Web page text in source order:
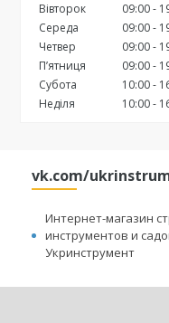
Вівторок
09:00
Середа
09:00
Четвер
09:00
Пʼятниця
09:00
Субота
10:00
Неділя
10:00
vk.com/
Интернет-магазин
инструментов и
Укринструмент